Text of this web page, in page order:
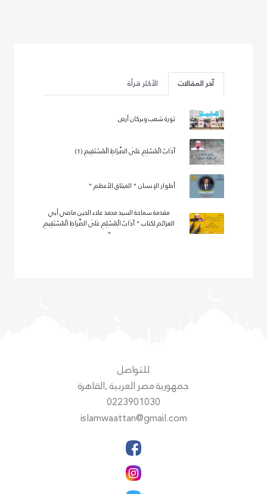
آخر المقالات الأكثر قرأة
ثورة شعب وبركان أرض
آدَابُ الْمُسْلِمِ عَلَى الصِّرَاطِ الْمُسْتَقِيمِ (1)
أطوار الإنسان " الميثاق الأعظم "
مقدمة سماحة السيد محمد علاء الدين ماضي أبي
العزائم لكتاب " آدَابُ الْمُسْلِمِ عَلَى الصِّرَاطِ الْمُسْتَقِيمِ
"
للتواصل
جمهورية مصر العربية ,القاهرة
0223901030
islamwaattan@gmail.com